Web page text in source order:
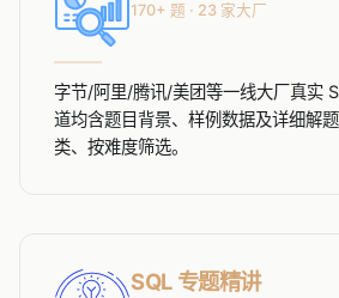
170+ 题 · 23 家大厂
字节/阿里/腾讯/美团等一线大厂真实
道均含题目背景、样例数据及详细解
类、按难度筛选。
SQL 专题精讲